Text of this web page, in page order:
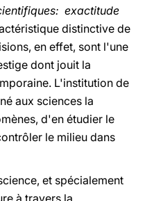
exactitude
distinctive de
en effet, sont l'une
dont jouit la
L'institution de
aux sciences la
d'en étudier le
le milieu dans
et spécialement
à travers la